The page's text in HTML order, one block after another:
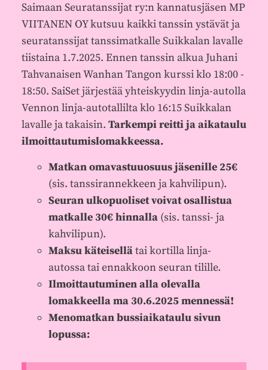
Saimaan Seuratanssijat ry:n kannatusjäsen MP
VIITANEN OY kutsuu kaikki tanssin ystävät ja
seuratanssijat tanssimatkalle Suikkalan lavalle
tiistaina 1.7.2025. Ennen tanssin alkua Juhani
Tahvanaisen Wanhan Tangon kurssi klo 18:00 -
18:50. SaiSet järjestää yhteiskyydin linja-autolla
Vennon linja-autotallilta klo 16:15 Suikkalan
lavalle ja takaisin. Tarkempi reitti ja aikataulu
ilmoittautumislomakkeessa.
Matkan omavastuuosuus jäsenille 25€
(sis. tanssirannekkeen ja kahvilipun).
Seuran ulkopuoliset voivat osallistua
matkalle 30€ hinnalla(sis. tanssi- ja
kahvilipun).
Maksu käteisellätai kortilla linja-
autossa tai ennakkoon seuran tilille.
Ilmoittautuminen alla olevalla
lomakkeella ma 30.6.2025 mennessä!
Menomatkan bussiaikataulu sivun
lopussa: